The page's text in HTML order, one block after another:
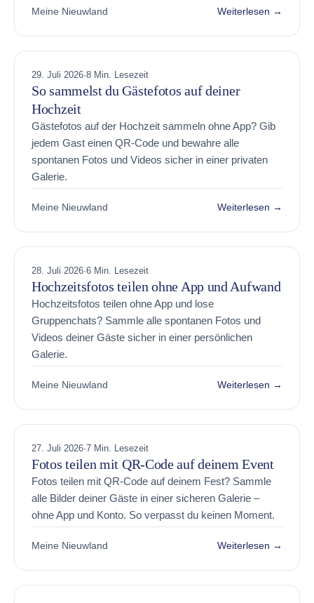
Meine Nieuwland Weiterlesen →
29. Juli 2026·8 Min. Lesezeit
So sammelst du Gästefotos auf deiner
Hochzeit
Gästefotos auf der Hochzeit sammeln ohne App? Gib
jedem Gast einen QR-Code und bewahre alle
spontanen Fotos und Videos sicher in einer privaten
Galerie.
Meine Nieuwland Weiterlesen →
28. Juli 2026·6 Min. Lesezeit
Hochzeitsfotos teilen ohne App und Aufwand
Hochzeitsfotos teilen ohne App und lose
Gruppenchats? Sammle alle spontanen Fotos und
Videos deiner Gäste sicher in einer persönlichen
Galerie.
Meine Nieuwland Weiterlesen →
27. Juli 2026·7 Min. Lesezeit
Fotos teilen mit QR-Code auf deinem Event
Fotos teilen mit QR-Code auf deinem Fest? Sammle
alle Bilder deiner Gäste in einer sicheren Galerie –
ohne App und Konto. So verpasst du keinen Moment.
Meine Nieuwland Weiterlesen →